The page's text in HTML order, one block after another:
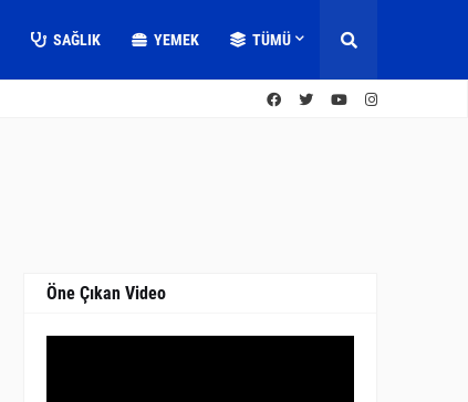
SAĞLIK YEMEK TÜMÜ
Öne Çıkan Video